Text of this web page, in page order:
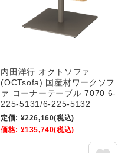
内田洋行 オクトソファ
(OCTsofa) 国産材ワークソフ
ァ コーナーテーブル 7070 6-
225-5131/6-225-5132
定価: ¥226,160(税込)
価格: ¥135,740(税込)